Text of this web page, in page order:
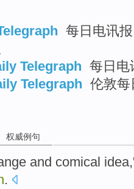
每日电讯
Telegraph 每日电
Telegraph 伦敦每
权威例句
and comical idea
.